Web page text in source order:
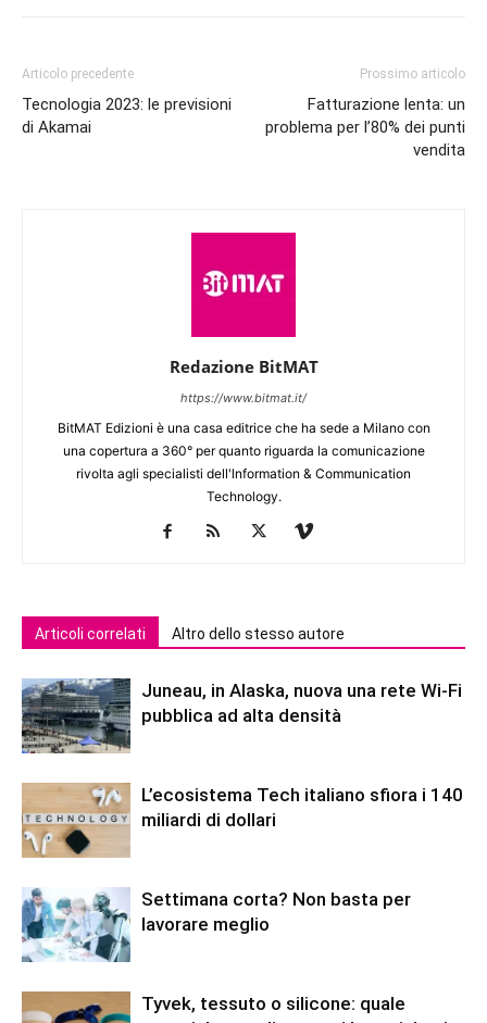
Articolo precedente
Tecnologia 2023: le previsioni
di Akamai
Prossimo articolo
Fatturazione lenta: un
problema per l’80% dei punti
vendita
Redazione BitMAT
https://www.bitmat.it/
BitMAT Edizioni è una casa editrice che ha sede a Milano con
una copertura a 360° per quanto riguarda la comunicazione
rivolta agli specialisti dell'lnformation & Communication
Technology.
Articoli correlati Altro dello stesso autore
Juneau, in Alaska, nuova una rete Wi-Fi
pubblica ad alta densità
L’ecosistema Tech italiano sfiora i 140
miliardi di dollari
Settimana corta? Non basta per
lavorare meglio
Tyvek, tessuto o silicone: quale